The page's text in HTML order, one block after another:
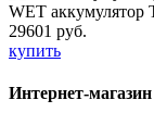
WET
29601 руб.
купить
Интернет-магазин